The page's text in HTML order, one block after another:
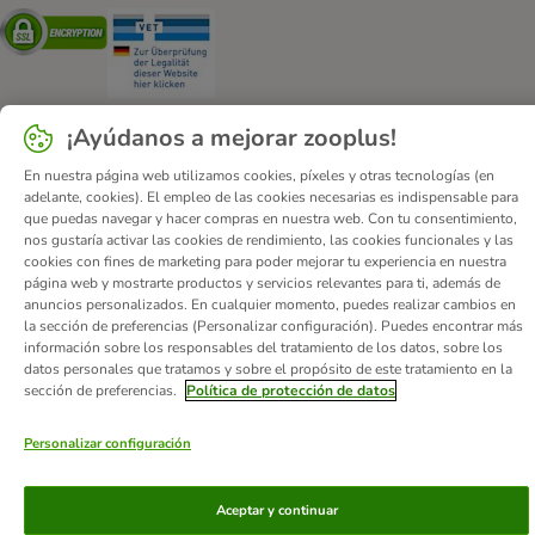
Security
Quiénes somos Empleo Corporate Website
Aviso Legal
Condiciones comerciales generales
DSA
Formulario de desistimiento
Contacto
Gastos de envío y plazo de entrega
Formas de pago
Programa de afiliación
Protección de datos
Declaración de accesibilidad
© zooplus SE 2026
¡Ayúdanos a mejorar zooplus!
En nuestra página web utilizamos cookies, píxeles y otras tecnologías (en
adelante, cookies). El empleo de las cookies necesarias es indispensable para
que puedas navegar y hacer compras en nuestra web. Con tu consentimiento,
nos gustaría activar las cookies de rendimiento, las cookies funcionales y las
cookies con fines de marketing para poder mejorar tu experiencia en nuestra
página web y mostrarte productos y servicios relevantes para ti, además de
anuncios personalizados. En cualquier momento, puedes realizar cambios en
la sección de preferencias (Personalizar configuración). Puedes encontrar más
información sobre los responsables del tratamiento de los datos, sobre los
datos personales que tratamos y sobre el propósito de este tratamiento en la
sección de preferencias.
Política de protección de datos
Personalizar configuración
Aceptar y continuar